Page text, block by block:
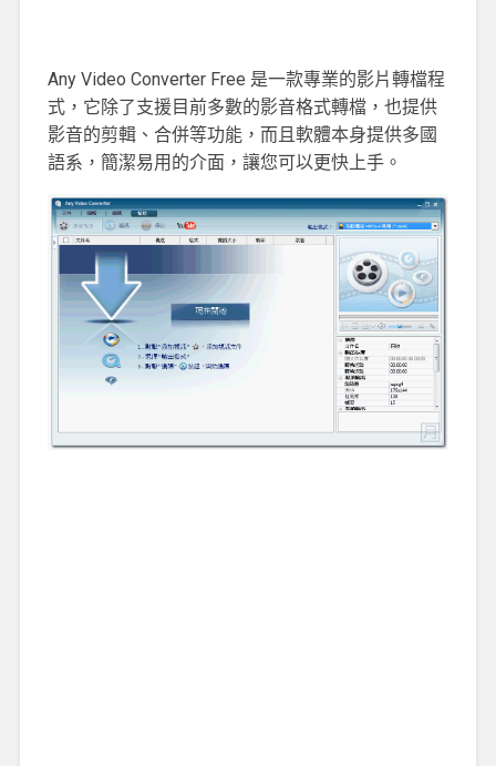
Any Video Converter Free 是一款專業的影片轉檔程
式，它除了支援目前多數的影音格式轉檔，也提供
影音的剪輯、合併等功能，而且軟體本身提供多國
語系，簡潔易用的介面，讓您可以更快上手。